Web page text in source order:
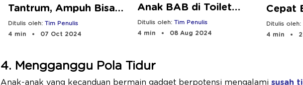
Tantrum, Ampuh Bisa
Ibu Coba!
Ditulis oleh: Tim Penulis
4 min
07 Oct 2024
Anak BAB di Toilet
(Potty Training)
Ditulis oleh: Tim Penulis
4 min
08 Aug 2024
Cepat
Lancar
Ditulis oleh:
4 min
4. Mengganggu Pola Tidur
Anak-anak yang kecanduan bermain gadget berpotensi mengalami susah